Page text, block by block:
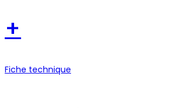
+
Fiche technique